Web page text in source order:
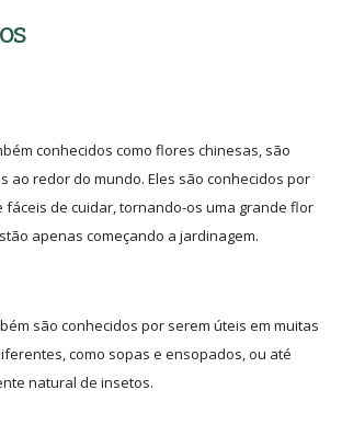
conhecidos como flores chinesas, são
ao redor do mundo. Eles são conhecidos por
fáceis de cuidar, tornando-os uma grande flor
apenas começando a jardinagem.
são conhecidos por serem úteis em muitas
como sopas e ensopados, ou até
natural de insetos.